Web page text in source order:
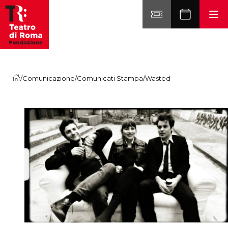
Vai al contenuto
/Comunicazione/Comunicati Stampa/Wasted